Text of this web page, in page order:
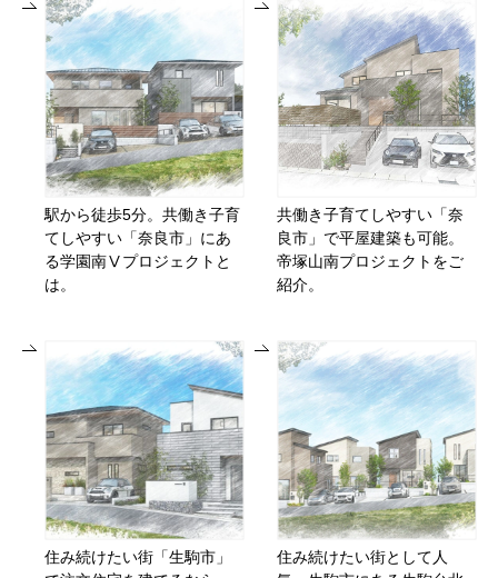
駅から徒歩5分。共働き子育
てしやすい「奈良市」にあ
る学園南Ⅴプロジェクトと
は。
共働き子育てしやすい「奈
良市」で平屋建築も可能。
帝塚山南プロジェクトをご
紹介。
住み続けたい街「生駒市」
住み続けたい街として人